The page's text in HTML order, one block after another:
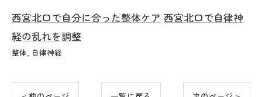
西宮北口で自分に合った整体ケア 西宮北口で自律神
経の乱れを調整
整体 自律神経